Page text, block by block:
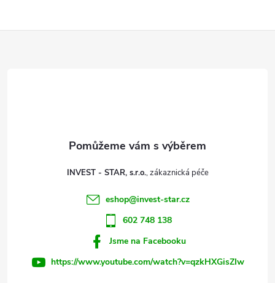
INVEST - STAR, s.r.o.
eshop@invest-star.cz
602 748 138
Jsme na Facebooku
https://www.youtube.com/watch?v=qzkHXGisZIw